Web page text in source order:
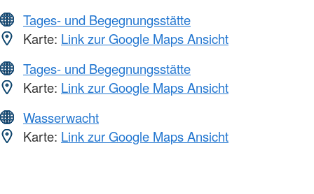
Tages- und Begegnungsstätte
Karte: Link zur Google Maps Ansicht
Tages- und Begegnungsstätte
Karte: Link zur Google Maps Ansicht
Wasserwacht
Karte: Link zur Google Maps Ansicht